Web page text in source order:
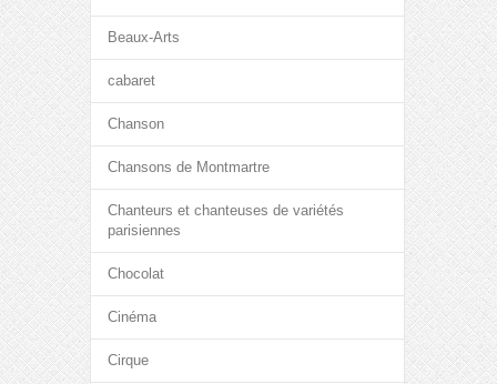
Beaux-Arts
cabaret
Chanson
Chansons de Montmartre
Chanteurs et chanteuses de variétés
parisiennes
Chocolat
Cinéma
Cirque